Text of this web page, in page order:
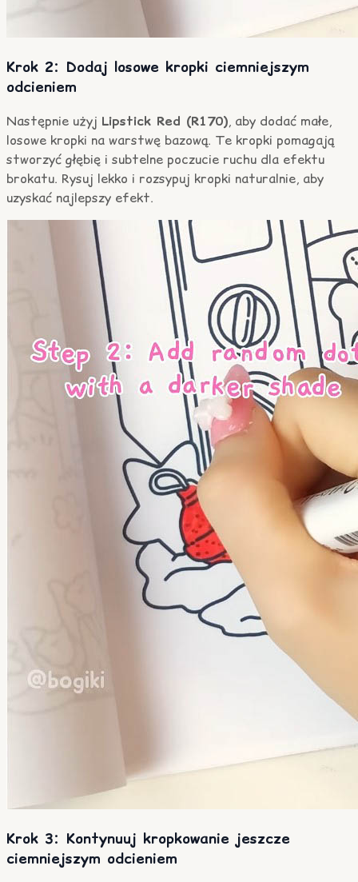
Krok 2: Dodaj losowe kropki ciemniejszym
odcieniem
Następnie użyj Lipstick Red (R170), aby dodać małe,
losowe kropki na warstwę bazową. Te kropki pomagają
stworzyć głębię i subtelne poczucie ruchu dla efektu
brokatu. Rysuj lekko i rozsypuj kropki naturalnie, aby
uzyskać najlepszy efekt.
Krok 3: Kontynuuj kropkowanie jeszcze
ciemniejszym odcieniem